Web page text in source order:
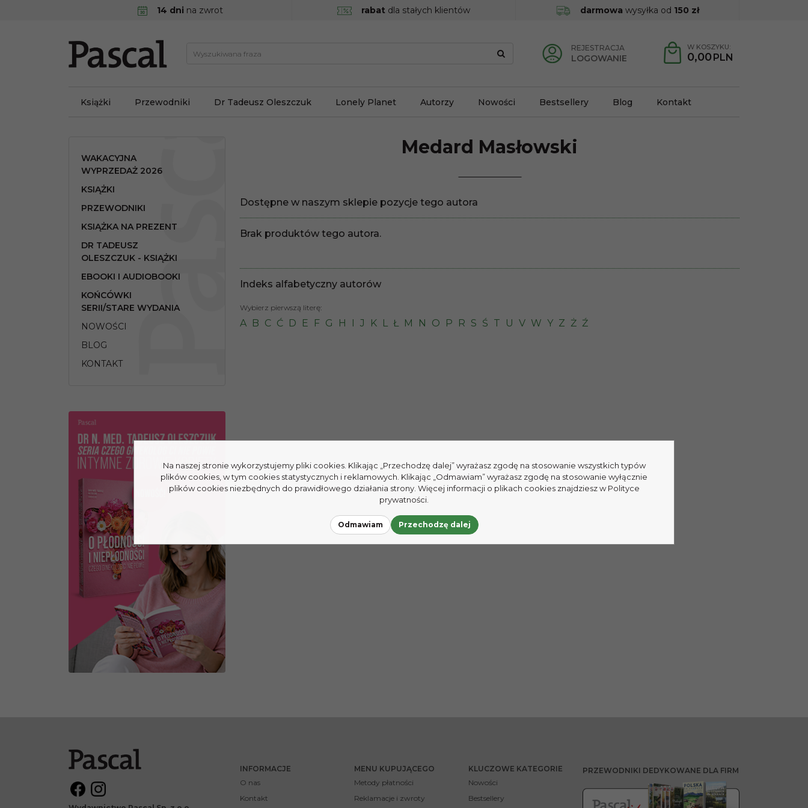
14 dni na zwrot rabat dla stałych klientów darmowa wysyłka od 150 zł
REJESTRACJA
LOGOWANIE
W KOSZYKU:
0,00 PLN
Książki Przewodniki Dr Tadeusz Oleszczuk Lonely Planet Autorzy Nowości Bestsellery Blog Kontakt
Medard Masłowski
Dostępne w naszym sklepie pozycje tego autora
Brak produktów tego autora.
Indeks alfabetyczny autorów
Wybierz pierwszą literę:
A B C Ć D E F G H I J K L Ł M N O P R S Ś T U V W Y Z Ż Ź
WAKACYJNA
WYPRZEDAŻ 2026
KSIĄŻKI
PRZEWODNIKI
KSIĄŻKA NA PREZENT
DR TADEUSZ
OLESZCZUK - KSIĄŻKI
EBOOKI I AUDIOBOOKI
KOŃCÓWKI
SERII/STARE WYDANIA
NOWOŚCI
BLOG
KONTAKT
INFORMACJE
O nas
Kontakt
MENU KUPUJĄCEGO
Metody płatności
Reklamacje i zwroty
KLUCZOWE KATEGORIE
Nowości
Bestsellery
PRZEWODNIKI DEDYKOWANE DLA FIRM
Na naszej stronie wykorzystujemy pliki cookies. Klikając „Przechodzę dalej” wyrażasz zgodę na stosowanie wszystkich typów
plików cookies, w tym cookies statystycznych i reklamowych. Klikając „Odmawiam” wyrażasz zgodę na stosowanie wyłącznie
plików cookies niezbędnych do prawidłowego działania strony. Więcej informacji o plikach cookies znajdziesz w Polityce
prywatności.
Odmawiam Przechodzę dalej